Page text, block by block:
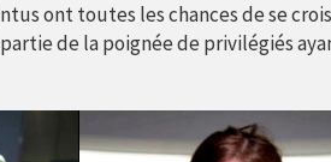
ont toutes les chances de se
de la poignée de privilégiés